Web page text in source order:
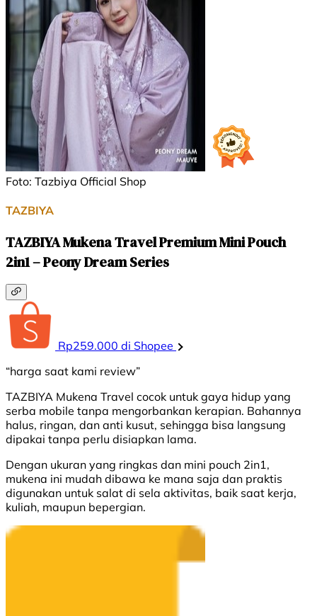
Foto: Tazbiya Official Shop
TAZBIYA
TAZBIYA Mukena Travel Premium Mini Pouch
2in1 – Peony Dream Series
Rp259.000 di Shopee
“harga saat kami review”
TAZBIYA Mukena Travel cocok untuk gaya hidup yang
serba mobile tanpa mengorbankan kerapian. Bahannya
halus, ringan, dan anti kusut, sehingga bisa langsung
dipakai tanpa perlu disiapkan lama.
Dengan ukuran yang ringkas dan mini pouch 2in1,
mukena ini mudah dibawa ke mana saja dan praktis
digunakan untuk salat di sela aktivitas, baik saat kerja,
kuliah, maupun bepergian.